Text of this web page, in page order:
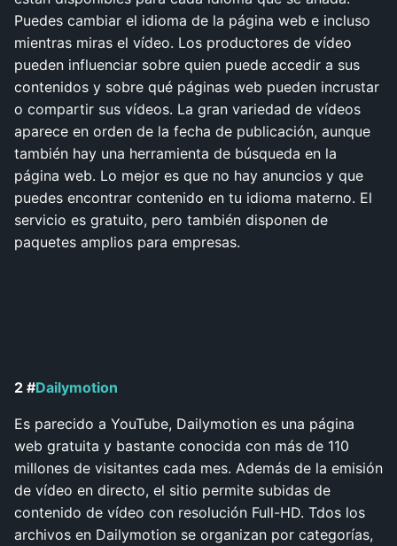
Puedes cambiar el idioma de la página web e incluso
mientras miras el vídeo. Los productores de vídeo
pueden influenciar sobre quien puede accedir a sus
contenidos y sobre qué páginas web pueden incrustar
o compartir sus vídeos. La gran variedad de vídeos
aparece en orden de la fecha de publicación, aunque
también hay una herramienta de búsqueda en la
página web. Lo mejor es que no hay anuncios y que
puedes encontrar contenido en tu idioma materno. El
servicio es gratuito, pero también disponen de
paquetes amplios para empresas.
2 #Dailymotion
Es parecido a YouTube, Dailymotion es una página
web gratuita y bastante conocida con más de 110
millones de visitantes cada mes. Además de la emisión
de vídeo en directo, el sitio permite subidas de
contenido de vídeo con resolución Full-HD. Tdos los
archivos en Dailymotion se organizan por categorías,